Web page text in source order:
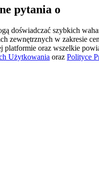
jako zabezpieczenie
pytania o
doświadczać szybkich
zewnętrznych w
platformie oraz wszelkie
Użytkowania oraz Polityce